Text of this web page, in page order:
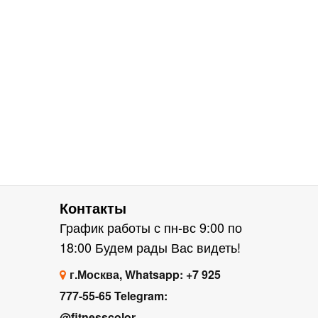
Контакты
График работы с пн-вс 9:00 по
18:00 Будем рады Вас видеть!
г.Москва, Whatsapp: +7 925
777-55-65 Telegram: